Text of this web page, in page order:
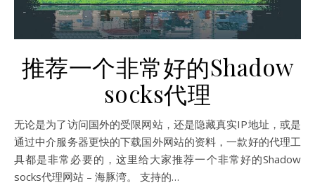
推荐一个非常好的Shadow
socks代理
无论是为了访问国外的受限网站，还是隐藏真实IP地址，或是
通过中介服务器更快的下载国外网站的资料，一款好的代理工
具都是非常必要的，这里给大家推荐一个非常好的Shadow
socks代理网站 – 海豚湾。 支持的…